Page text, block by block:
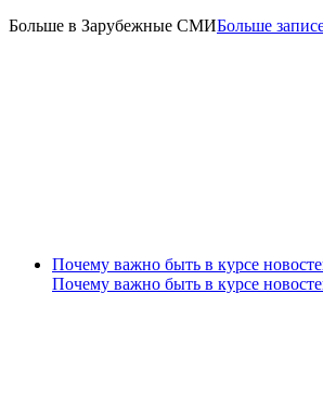
Больше в Зарубежные СМИБольше
Почему важно быть в курсе
Почему важно быть в курсе